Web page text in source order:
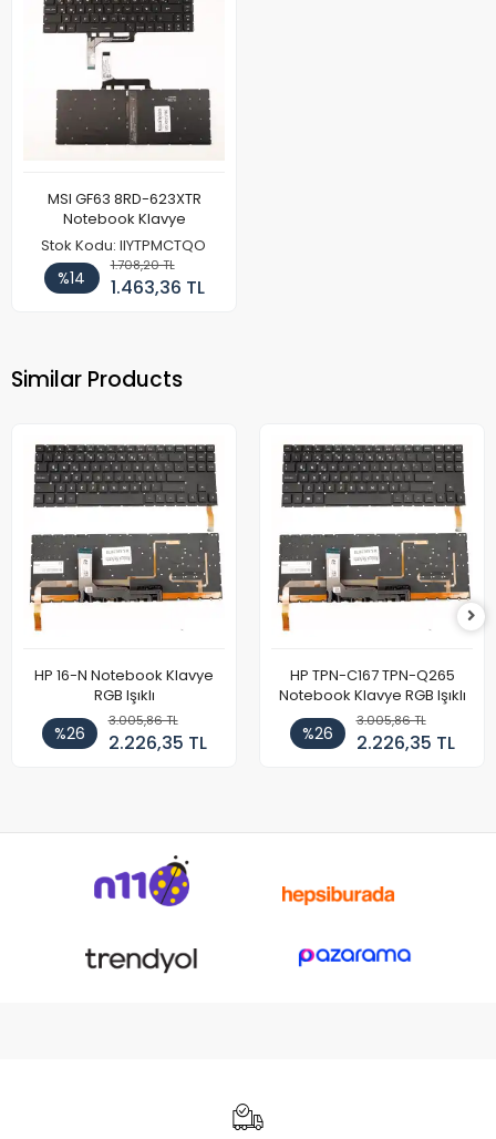
MSI GF63 8RD-623XTR
Notebook Klavye
Stok Kodu: IIYTPMCTQO
%14
1.708,20 TL
1.463,36 TL
Similar Products
HP 16-N Notebook Klavye
RGB Işıklı
%26
3.005,86 TL
2.226,35 TL
HP TPN-C167 TPN-Q265
Notebook Klavye RGB Işıklı
%26
3.005,86 TL
2.226,35 TL